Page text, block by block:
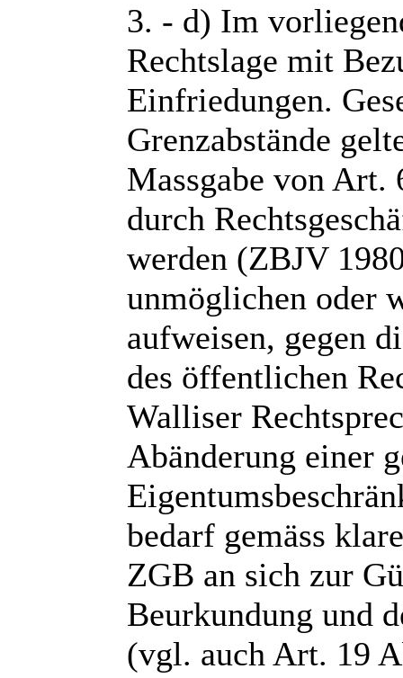
3. - d) Im
Rechtslage mit
Einfriedungen.
Grenzabstände
Massgabe von Art.
durch
werden (ZBJV
unmöglichen oder
aufweisen, gegen
des öffentlichen
Walliser
Abänderung einer
bedarf gemäss
ZGB an sich zur
Beurkundung und
(vgl. auch Art. 19